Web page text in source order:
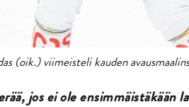
(oik.) viimeisteli kauden
jos ei ole ensimmäistäkään